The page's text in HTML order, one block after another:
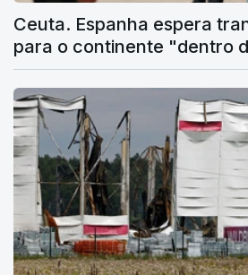
Ceuta. Espanha espera
para o continente "dentro